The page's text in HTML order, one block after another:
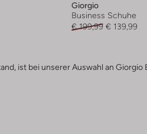
Giorgio
Business Schuhe
€ 199,99 € 139,99
ist bei unserer Auswahl an